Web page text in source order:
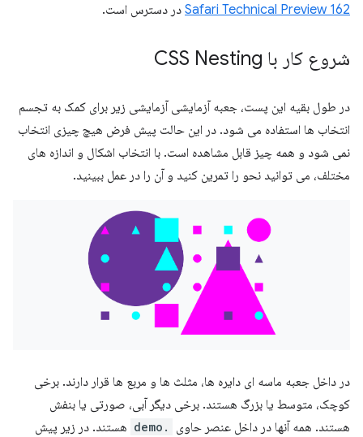
Safari Technical Preview 162 در دسترس است.
شروع کار با CSS Nesting
در طول بقیه این پست، جعبه آزمایشی آزمایشی زیر برای کمک به تجسم
انتخاب ها استفاده می شود. در این حالت پیش فرض هیچ چیزی انتخاب
نمی شود و همه چیز قابل مشاهده است. با انتخاب اشکال و اندازه های
مختلف، می توانید نحو را تمرین کنید و آن را در عمل ببینید.
در داخل جعبه ماسه ای دایره ها، مثلث ها و مربع ها قرار دارند. برخی
کوچک، متوسط ​​یا بزرگ هستند. برخی دیگر آبی، صورتی یا بنفش
هستند. همه آنها در داخل عنصر حاوی
.demo
هستند. در زیر پیش